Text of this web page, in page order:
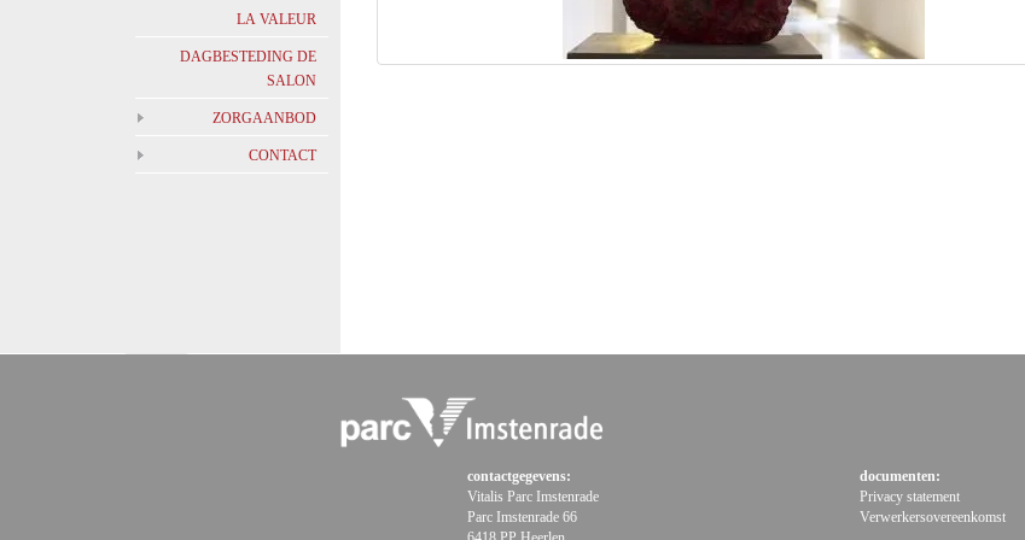
LA VALEUR
DAGBESTEDING DE
SALON
ZORGAANBOD
CONTACT
contactgegevens:
Vitalis Parc Imstenrade
Parc Imstenrade 66
documenten:
Privacy statement
Verwerkersovereenkomst